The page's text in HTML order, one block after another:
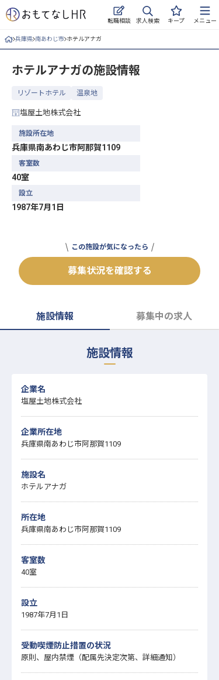
転職相談 求人検索 キープ メニュー
ログイン
求人・施設を探す
キープした求人
おもてなしHRについて
よくある質問
転職サポートに申し込む
採用をお考えの企業様へ
兵庫県 南あわじ市 ホテルアナガ
ホテルアナガの施設情報
リゾートホテル 温泉地
塩屋土地株式会社
施設所在地
兵庫県南あわじ市阿那賀1109
客室数
40室
設立
1987年7月1日
この施設が気になったら
募集状況を確認する
施設情報 募集中の求人
施設情報
企業名
塩屋土地株式会社
企業所在地
兵庫県南あわじ市阿那賀1109
施設名
ホテルアナガ
所在地
兵庫県南あわじ市阿那賀1109
客室数
40室
設立
1987年7月1日
受動喫煙防止措置の状況
原則、屋内禁煙（配属先決定次第、詳細通知）